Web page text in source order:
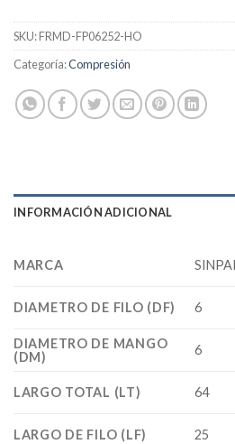
SKU:FRMD-FP06252-HO
Categoría:Compresión
INFORMACIÓN ADICIONAL
MARCA
DIAMETRO DE FILO (DF) 6
DIAMETRO DE MANGO
(DM)
6
LARGO TOTAL (LT) 64
LARGO DE FILO (LF) 25